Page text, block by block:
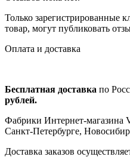
Только зарегистрированные
товар, могут публиковать
Оплата и доставка
Бесплатная доставка по
рублей.
Фабрики Интернет-магазина
Санкт-Петербурге,
Доставка заказов